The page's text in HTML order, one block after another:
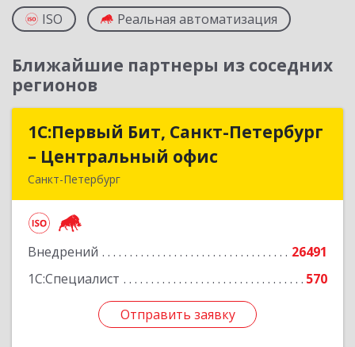
ISO Реальная автоматизация
Ближайшие партнеры из соседних
регионов
1С:Первый Бит, Санкт-Петербург
– Центральный офис
Санкт-Петербург
Внедрений
26491
1С:Специалист
570
Отправить заявку
1С:Первый Бит, Санкт-Петербург
– Центральный офис
Отправить заявку